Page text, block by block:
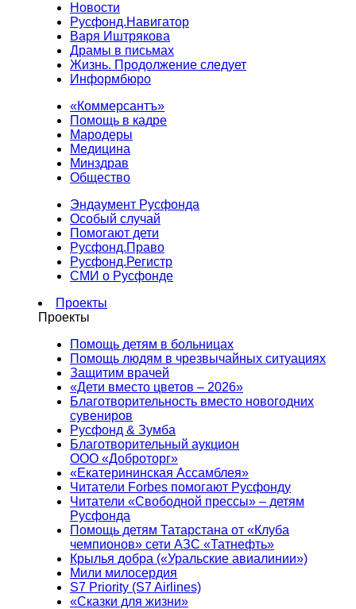
Новости
Русфонд.Навигатор
Варя Иштрякова
Драмы в письмах
Жизнь. Продолжение следует
Информбюро
«Коммерсантъ»
Помощь в кадре
Мародеры
Медицина
Минздрав
Общество
Эндаумент Русфонда
Особый случай
Помогают дети
Русфонд.Право
Русфонд.Регистр
СМИ о Русфонде
Проекты
Проекты
Помощь детям в больницах
Помощь людям в чрезвычайных ситуациях
Защитим врачей
«Дети вместо цветов – 2026»
Благотворительность вместо новогодних
сувениров
Русфонд & Зумба
Благотворительный аукцион
ООО «Доброторг»
«Екатерининская Ассамблея»
Читатели Forbes помогают Русфонду
Читатели «Свободной прессы» – детям
Русфонда
Помощь детям Татарстана от «Клуба
чемпионов» сети АЗС «Татнефть»
Крылья добра («Уральские авиалинии»)
Мили милосердия
S7 Priority (S7 Airlines)
«Сказки для жизни»